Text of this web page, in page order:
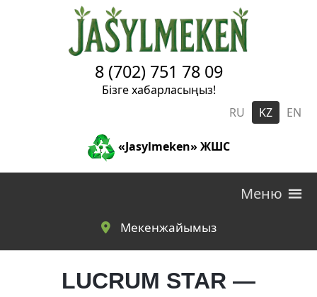
Skip to main content
8 (702) 751 78 09
Бізге хабарласыңыз!
RU
KZ EN
«Jasylmeken» ЖШС
Меню
Мекенжайымыз
LUCRUM STAR —